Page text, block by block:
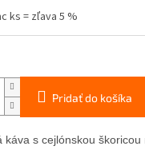
ks = zľava 5 %
Pridať do košíka
káva s cejlónskou